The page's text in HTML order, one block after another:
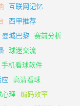
互联网记忆
西甲推荐
曼城巴黎
赛前分析
球迷交流
手机看球软件
应
高清看球
心理
编码效率